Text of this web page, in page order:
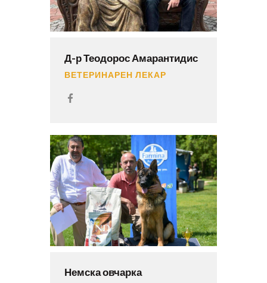
Д-р Теодорос Амарантидис
ВЕТЕРИНАРЕН ЛЕКАР
Немска овчарка